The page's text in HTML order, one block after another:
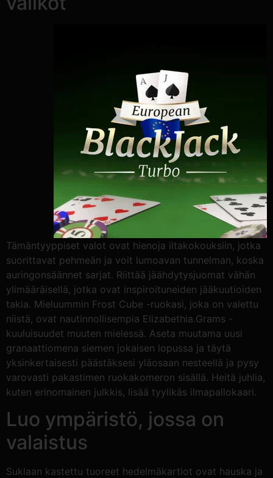
Tämäntyyppiset valot ovat hienoja iltakokouksiin, jotka
suorittavat pehmeän ja voit lumoavan tunnelman, koska
auringonsäännet sarjat. Riittää jäähdytysjuomat vähän
ylimääräisellä, jotka ovat inspiroituneiden jääkuutioiden
takia. Mieluummin Frost Cube -ruokasi, joka on valettu
niistä, ovat nautinnollisempia Elizabethia.Grams -
kuuluisuudet muuten mielessä. Aseta muutama uusi
granaattiomena siemen jokaisen lopussa ja täytä
yksinkertaisesti päästäksesi yläosaan nesteellä ja pysy
varovasti pakastimen ruokakomeron sisällä. Heitä juhlia,
kuten erinomainen julkkis, lisää tyylikäs ilmapallokaari.
Luo ympäristö, jossa on
valaistus
Suklaan kastettu tuoreet hedelmäkartiot ovat hauska ja